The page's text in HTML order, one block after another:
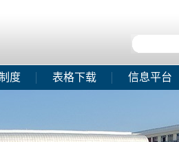
度 表格下载 信息平台